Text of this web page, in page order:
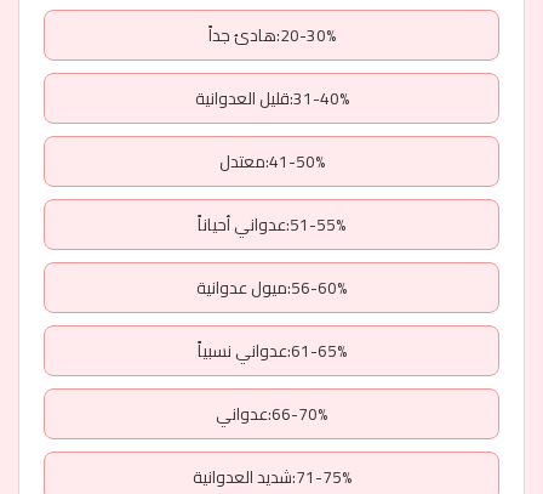
20-30%:هادئ جداً
31-40%:قليل العدوانية
41-50%:معتدل
51-55%:عدواني أحياناً
56-60%:ميول عدوانية
61-65%:عدواني نسبياً
66-70%:عدواني
71-75%:شديد العدوانية